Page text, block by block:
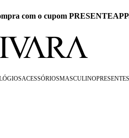
com o cupom
ACESSÓRIOSMASCULINOPRESENTES